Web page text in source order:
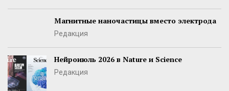
Магнитные наночастицы вместо электрода
Редакция
Нейроиюль 2026 в Nature и Science
Редакция